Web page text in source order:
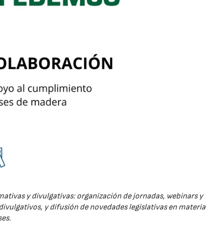
y divulgativas: organización de jornadas, webinars y
y difusión de novedades legislativas en materia